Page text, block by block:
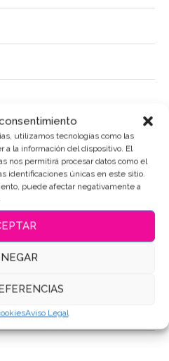
utilizamos tecnologías como las
a la información del dispositivo. El
nos permitirá procesar datos como el
identificaciones únicas en este sitio.
puede afectar negativamente a
Aviso Legal